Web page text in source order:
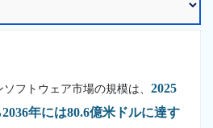
フトウェア市場の規模は、 2025
年には80.6億米ドルに達す